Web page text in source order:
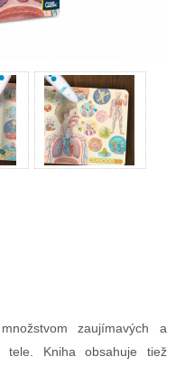
zaujímavých a
tele. Kniha obsahuje tiež